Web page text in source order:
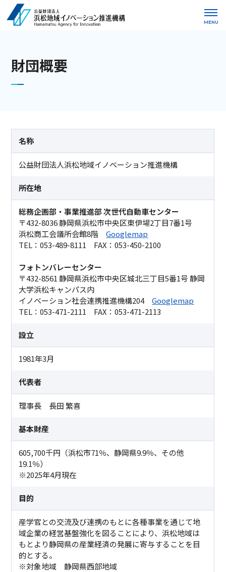
MENU
財団概要
名称
公益財団法人浜松地域イノベーション推進機構
所在地
総務企画部・事業推進部 次世代自動車センター
〒432-8036 静岡県浜松市中央区東伊場2丁目7番1号
浜松商工会議所会館8階Googlemap
TEL：053-489-8111 FAX：053-450-2100
フォトンバレーセンター
〒432-8561 静岡県浜松市中央区城北三丁目5番1号 静岡
大学浜松キャンパス内
イノベーション社会連携推進機構204Googlemap
TEL：053-471-2111 FAX：053-471-2113
設立
1981年3月
代表者
理事長 長田 繁喜
基本財産
605,700千円（浜松市71％、静岡県9.9％、その他
19.1％）
※2025年4月現在
目的
産学官との交流及び連携のもとに各種事業を通じて地
域企業の経営基盤強化を図ることにより、浜松地域は
もとより静岡県の産業経済の発展に寄与することを目
的とする。
※対象地域 静岡県西部地域